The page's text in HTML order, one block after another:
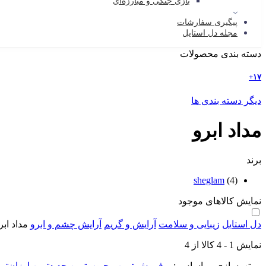
پیگیری سفارشات
مجله دل استایل
دسته بندی محصولات
۱۷+
دیگر دسته بندی ها
مداد ابرو
برند
sheglam (4)
نمایش کالاهای موجود
دل استایل زیبایی و سلامت آرایش و گریم آرایش چشم و ابرو مداد
نمایش 1
-
4 کالا از 4